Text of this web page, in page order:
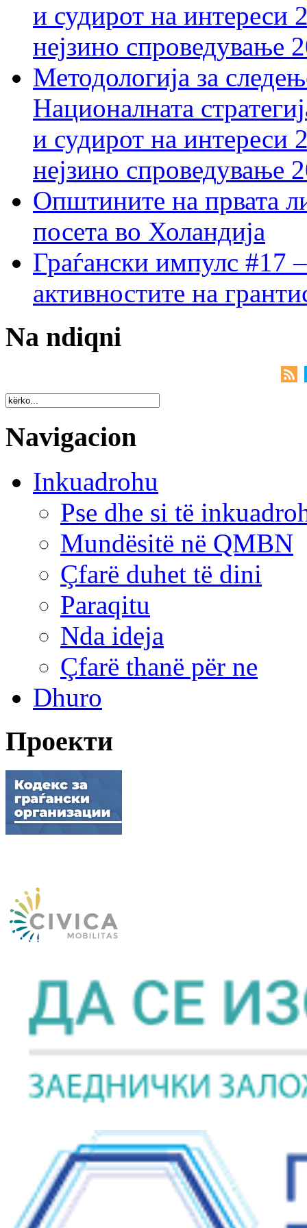
и судирот на интереси
нејзино спроведување
Методологија за
Националната
и судирот на интереси
нејзино спроведување
Општините на првата
посета во Холандија
Граѓански импулс #17
активностите на
Na ndiqni
Navigacion
Inkuadrohu
Pse dhe si të
Mundësitë në QMBN
Çfarë duhet të dini
Paraqitu
Nda ideja
Çfarë thanë për ne
Dhuro
Проекти